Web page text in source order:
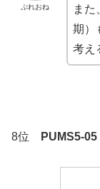
ぷれおね
また
期）
考え
8位 PUMS5-05